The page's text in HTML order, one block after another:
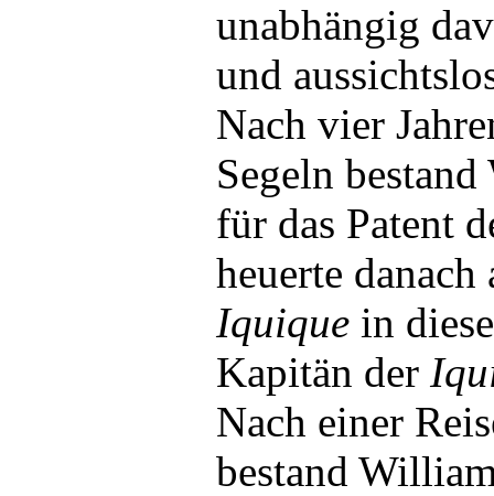
unabhängig
und
Nach vier
Segeln
für das Patent
heuerte
Iquique in
Kapitän der
Nach einer
bestand